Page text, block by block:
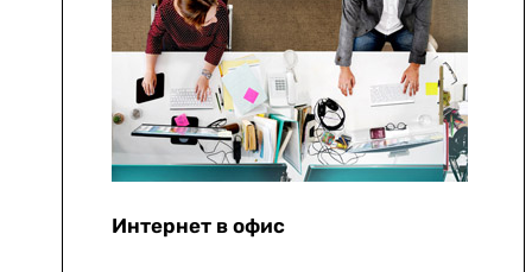
Интернет в офис